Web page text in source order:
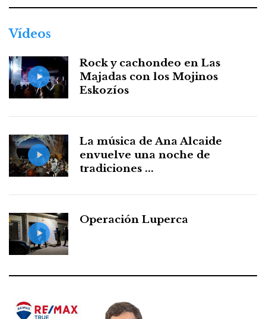
Vídeos
Rock y cachondeo en Las
Majadas con los Mojinos
Eskozíos
La música de Ana Alcaide
envuelve una noche de
tradiciones ...
Operación Luperca